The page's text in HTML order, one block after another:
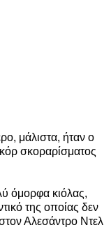
μάλιστα, ήταν ο
σκοραρίσματος
όμορφα κιόλας,
της οποίας δεν
Αλεσάντρο Ντελ